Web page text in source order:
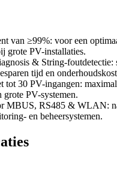
van ≥99%: voor een
grote PV-installaties.
& String-foutdetectie:
tijd en
tot 30 PV-ingangen:
PV-systemen.
MBUS, RS485 & WLAN:
en beheersystemen.